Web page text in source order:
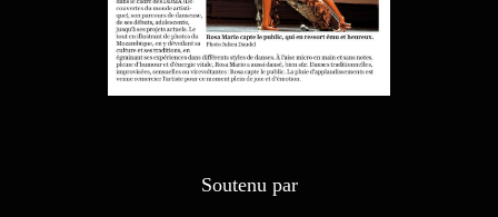
Soutenu par